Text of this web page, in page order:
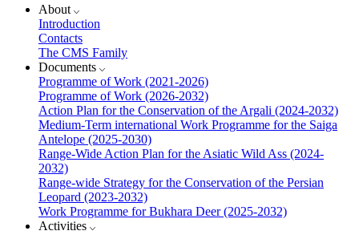
About
Introduction
Contacts
The CMS Family
Documents
Programme of Work (2021-2026)
Programme of Work (2026-2032)
Action Plan for the Conservation of the Argali (2024-2032)
Medium-Term international Work Programme for the Saiga
Antelope (2025-2030)
Range-Wide Action Plan for the Asiatic Wild Ass (2024-
2032)
Range-wide Strategy for the Conservation of the Persian
Leopard (2023-2032)
Work Programme for Bukhara Deer (2025-2032)
Activities